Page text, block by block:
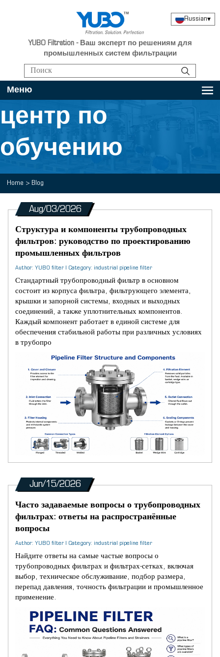
YUBO Filtration - Ваш эксперт по решениям для
промышленных систем фильтрации
Russian▾
Меню
центр по
обучению
Home > Blog
Aug/03/2026
Структура и компоненты трубопроводных
фильтров: руководство по проектированию
промышленных фильтров
Author: YUBO filter | Category: industrial pipeline filter
Стандартный трубопроводный фильтр в основном
состоит из корпуса фильтра, фильтрующего элемента,
крышки и запорной системы, входных и выходных
соединений, а также уплотнительных компонентов.
Каждый компонент работает в единой системе для
обеспечения стабильной работы при различных условиях
в трубопро
Jun/15/2026
Часто задаваемые вопросы о трубопроводных
фильтрах: ответы на распространённые
вопросы
Author: YUBO filter | Category: industrial pipeline filter
Найдите ответы на самые частые вопросы о
трубопроводных фильтрах и фильтрах-сетках, включая
выбор, техническое обслуживание, подбор размера,
перепад давления, точность фильтрации и промышленное
применение.